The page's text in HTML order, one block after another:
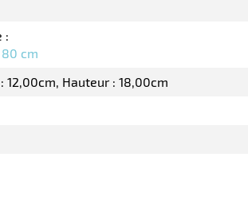
:
cm
12,00cm Hauteur : 18,00cm